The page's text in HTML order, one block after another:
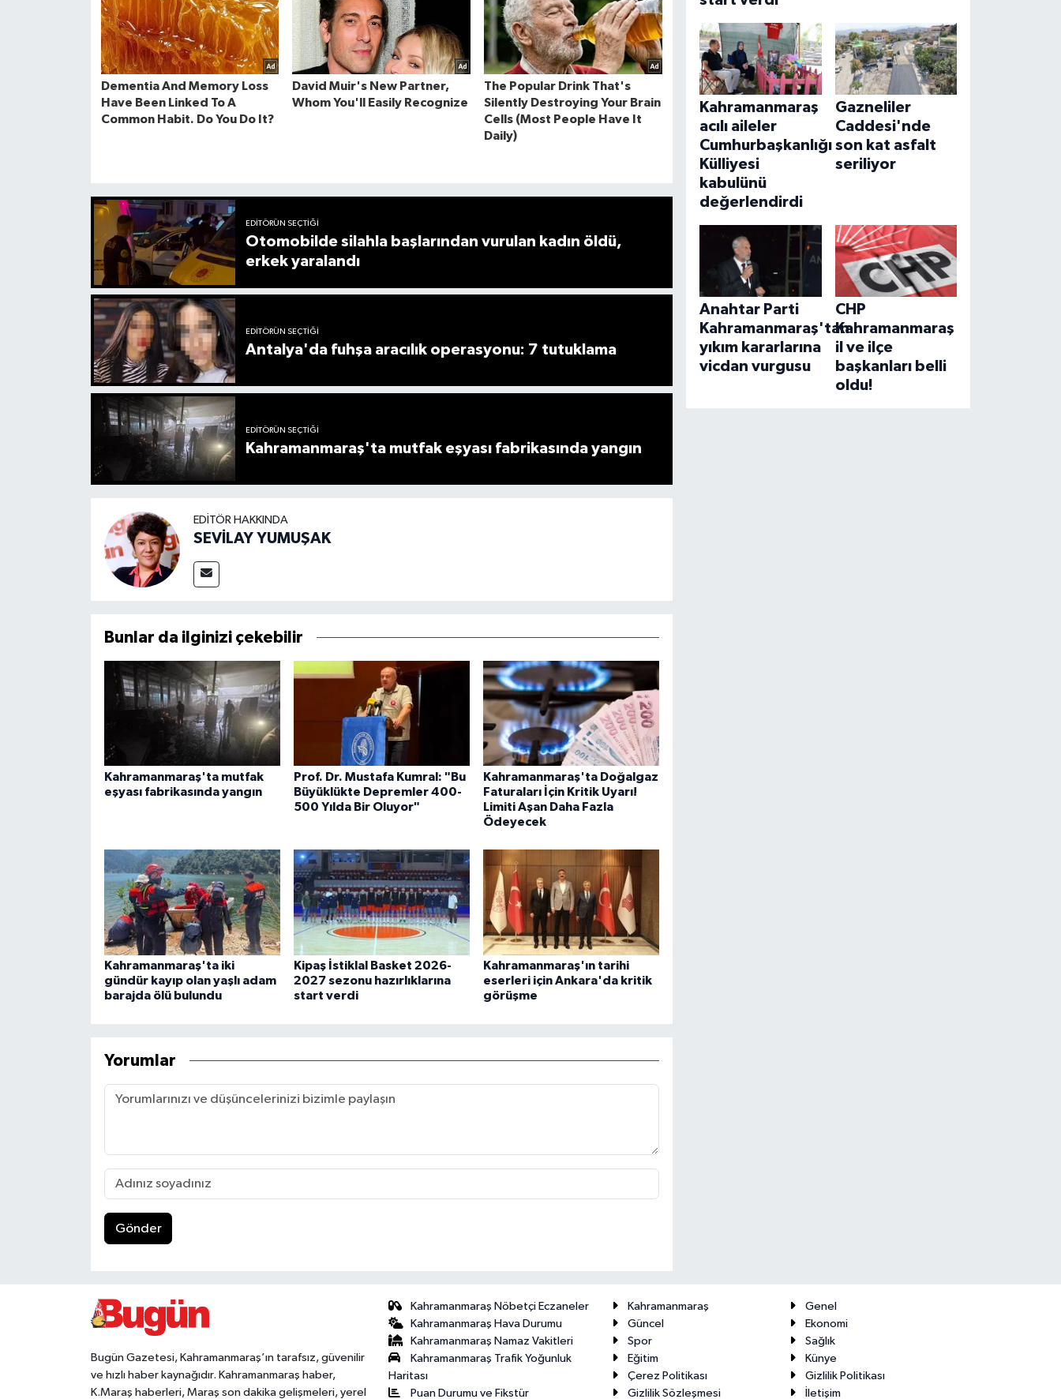
EDITÖRÜN SEÇTIĞI
Otomobilde silahla başlarından vurulan kadın öldü,
erkek yaralandı
EDITÖRÜN SEÇTIĞI
Antalya'da fuhşa aracılık operasyonu: 7 tutuklama
EDITÖRÜN SEÇTIĞI
Kahramanmaraş'ta mutfak eşyası fabrikasında yangın
EDITÖR HAKKINDA
SEVİLAY YUMUŞAK
Bunlar da ilginizi çekebilir
Kahramanmaraş'ta mutfak
eşyası fabrikasında yangın
Prof. Dr. Mustafa Kumral: "Bu
Büyüklükte Depremler 400-
500 Yılda Bir Oluyor"
Kahramanmaraş'ta Doğalgaz
Faturaları İçin Kritik Uyarı!
Limiti Aşan Daha Fazla
Ödeyecek
Kahramanmaraş'ta iki
gündür kayıp olan yaşlı adam
barajda ölü bulundu
Kipaş İstiklal Basket 2026-
2027 sezonu hazırlıklarına
start verdi
Kahramanmaraş'ın tarihi
eserleri için Ankara'da kritik
görüşme
Yorumlar
Gönder
Kahramanmaraş
acılı aileler
Cumhurbaşkanlığı
Külliyesi
kabulünü
değerlendirdi
Gazneliler
Caddesi'nde
son kat asfalt
seriliyor
Anahtar Parti
Kahramanmaraş'tan
yıkım kararlarına
vicdan vurgusu
CHP
Kahramanmaraş
il ve ilçe
başkanları belli
oldu!
Bugün Gazetesi, Kahramanmaraş’ın tarafsız, güvenilir
ve hızlı haber kaynağıdır. Kahramanmaraş haber,
K.Maraş haberleri, Maraş son dakika gelişmeleri, yerel
Kahramanmaraş Nöbetçi Eczaneler
Kahramanmaraş Hava Durumu
Kahramanmaraş Namaz Vakitleri
Kahramanmaraş Trafik Yoğunluk
Haritası
Puan Durumu ve Fikstür
Kahramanmaraş
Genel
Güncel
Ekonomi
Spor
Sağlık
Eğitim
Künye
Çerez Politikası
Gizlilik Politikası
Gizlilik Sözleşmesi
İletişim